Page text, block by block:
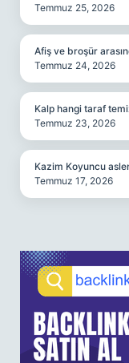
Temmuz 25, 2026
Afiş ve broşür
Temmuz 24, 2026
Kalp hangi taraf
Temmuz 23, 2026
Kazim Koyuncu
Temmuz 17, 2026